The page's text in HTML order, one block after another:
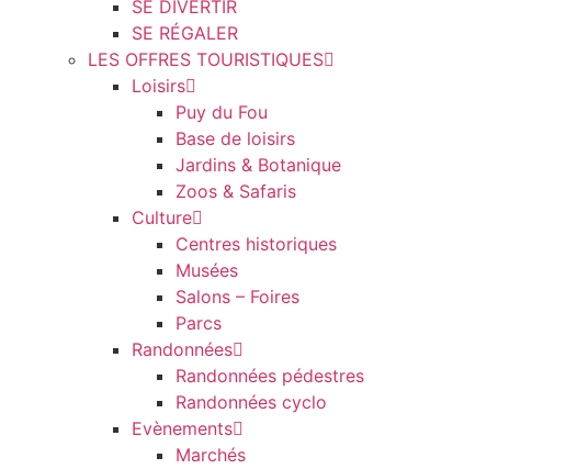
SE DIVERTIR
SE RÉGALER
LES OFFRES TOURISTIQUES
Loisirs
Puy du Fou
Base de loisirs
Jardins & Botanique
Zoos & Safaris
Culture
Centres historiques
Musées
Salons – Foires
Parcs
Randonnées
Randonnées pédestres
Randonnées cyclo
Evènements
Marchés